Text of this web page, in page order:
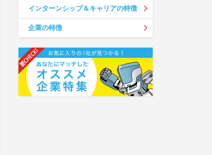
インターンシップ＆キャリアの特徴
企業の特徴